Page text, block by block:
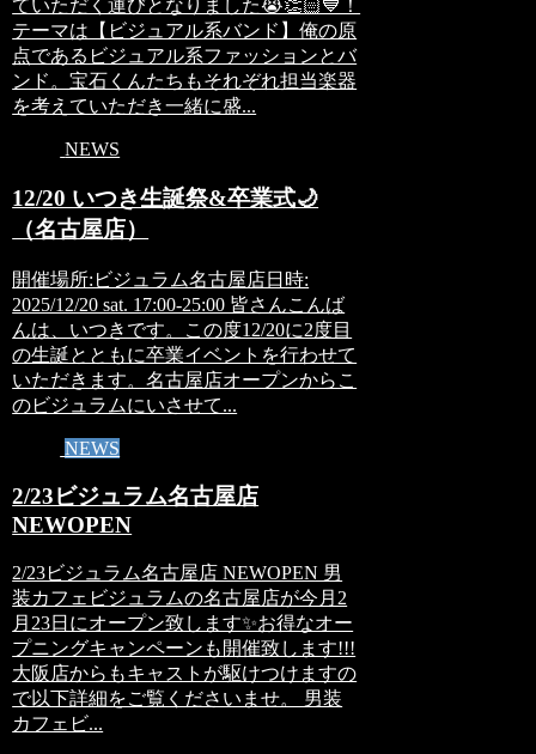
ていただく運びとなりました😭👏🏻💙！
テーマは【ビジュアル系バンド】俺の原
点であるビジュアル系ファッションとバ
ンド。宝石くんたちもそれぞれ担当楽器
を考えていただき一緒に盛...
NEWS
12/20 いつき生誕祭&卒業式🌙
（名古屋店）
開催場所:ビジュラム名古屋店日時:
2025/12/20 sat. 17:00-25:00 皆さんこんば
んは、いつきです。この度12/20に2度目
の生誕とともに卒業イベントを行わせて
いただきます。名古屋店オープンからこ
のビジュラムにいさせて...
NEWS
2/23ビジュラム名古屋店
NEWOPEN
2/23ビジュラム名古屋店 NEWOPEN 男
装カフェビジュラムの名古屋店が今月2
月23日にオープン致します✨お得なオー
プニングキャンペーンも開催致します!!!
大阪店からもキャストが駆けつけますの
で以下詳細をご覧くださいませ。 男装
カフェビ...